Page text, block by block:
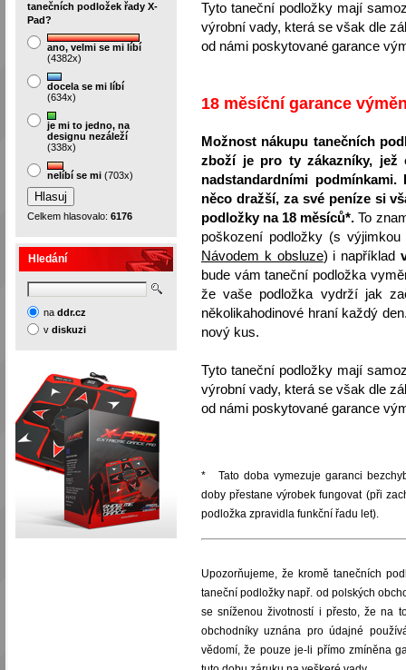
tanečních podložek řady X-
Pad?
ano, velmi se mi líbí
(4382x)
docela se mi líbí
(634x)
je mi to jedno, na
designu nezáleží
(338x)
nelíbí se mi (703x)
Celkem hlasovalo: 6176
Hledání
na ddr.cz
v diskuzi
Tyto taneční podložky mají
výrobní vady, která se však dle
od námi poskytované garance
18 měsíční garance
Možnost nákupu tanečních
zboží je pro ty zákazníky, jež
nadstandardními
něco dražší, za své peníze si
podložky na 18 měsíců*. To
poškození podložky (s
Návodem k obsluze) i například
bude vám taneční podložka
že vaše podložka vydrží jak
několikahodinové hraní každý
nový kus.
Tyto taneční podložky mají
výrobní vady, která se však dle
od námi poskytované garance
* Tato doba vymezuje garanci
doby přestane výrobek fungovat (při
podložka zpravidla funkční řadu let).
Upozorňujeme, že kromě tanečních
taneční podložky např. od polských
se sníženou životností i přesto, že na
obchodníky uznána pro údajné
vědomí, že pouze je-li přímo zmíněna